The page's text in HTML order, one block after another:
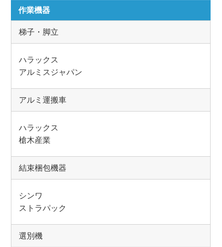
作業機器
梯子・脚立
ハラックス
アルミスジャパン
アルミ運搬車
ハラックス
槍木産業
結束梱包機器
シンワ
ストラパック
選別機